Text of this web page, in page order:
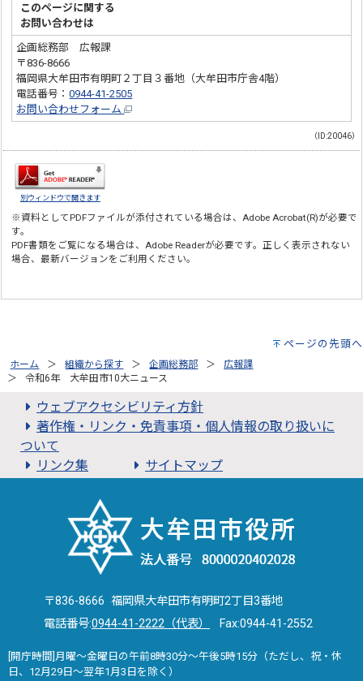
このページに関する
お問い合わせは
企画総務部 広報課
〒836-8666
福岡県大牟田市有明町２丁目３番地（大牟田市庁舎4階）
電話番号：0944-41-2505
お問い合わせフォーム
（ID:20046）
別ウィンドウで開きます
※資料としてPDFファイルが添付されている場合は、Adobe Acrobat(R)が必要で
す。
PDF書類をご覧になる場合は、Adobe Readerが必要です。正しく表示されない
場合、最新バージョンをご利用ください。
ページの先頭へ
ホーム 組織から探す 企画総務部
広報課
令和6年 大牟田市10大ニュース
ウェブアクセシビリティ方針
著作権・リンク・免責事項・個人情報の取り扱いに
ついて
リンク集
サイトマップ
〒836-8666 福岡県大牟田市有明町2丁目3番地
電話番号:0944-41-2222（代表） Fax:0944-41-2552
[開庁時間]月曜～金曜日の午前8時30分～午後5時15分（ただし、祝・休
日、12月29日～翌年1月3日を除く）